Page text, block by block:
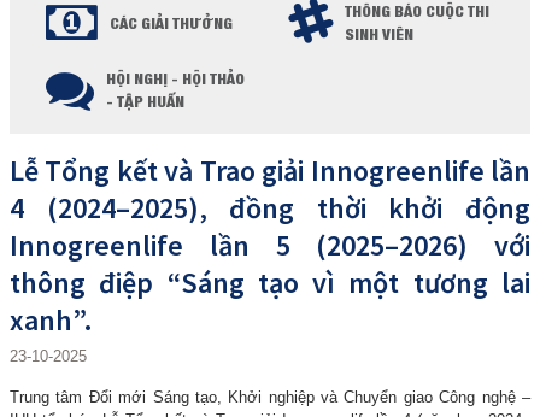
CÁC GIẢI THƯỞNG
THÔNG BÁO CUỘC THI
SINH VIÊN
HỘI NGHỊ - HỘI THẢO
- TẬP HUẤN
Lễ Tổng kết và Trao giải Innogreenlife lần
4 (2024–2025), đồng thời khởi động
Innogreenlife lần 5 (2025–2026) với
thông điệp “Sáng tạo vì một tương lai
xanh”.
23-10-2025
Trung tâm Đổi mới Sáng tạo, Khởi nghiệp và Chuyển giao Công nghệ –